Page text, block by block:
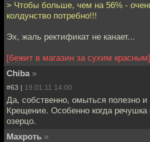
> Чтобы больше, чем на 56% -
колдунство потребно!!!
Эх, жаль ректификат не канает...
[бежит в магазин за сухим красным]
Chiba »
#63 | 19.01.11 14:00
Да, собственно, омыться полезно и
Крещение. Особенно когда речушка
озерцо.
Махроть »